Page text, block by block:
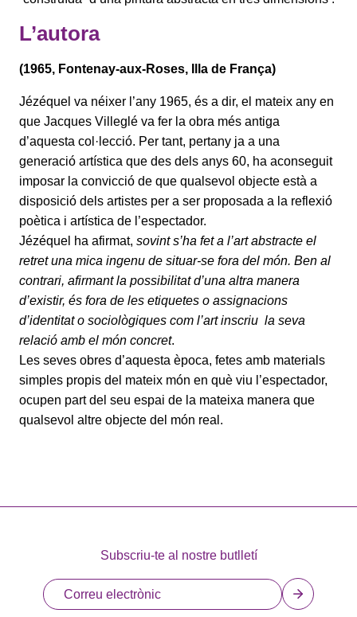
L’autora
(1965, Fontenay-aux-Roses, Illa de França)
Jézéquel va néixer l’any 1965, és a dir, el mateix any en
que Jacques Villeglé va fer la obra més antiga
d’aquesta col·lecció. Per tant, pertany ja a una
generació artística que des dels anys 60, ha aconseguit
imposar la convicció de que qualsevol objecte està a
disposició dels artistes per a ser proposada a la reflexió
poètica i artística de l’espectador.
Jézéquel ha afirmat, sovint s’ha fet a l’art abstracte el
retret una mica ingenu de situar-se fora del món. Ben al
contrari, afirmant la possibilitat d’una altra manera
d’existir, és fora de les etiquetes o assignacions
d’identitat o sociològiques com l’art inscriu la seva
relació amb el món concret.
Les seves obres d’aquesta època, fetes amb materials
simples propis del mateix món en què viu l’espectador,
ocupen part del seu espai de la mateixa manera que
qualsevol altre objecte del món real.
Subscriu-te al nostre butlletí